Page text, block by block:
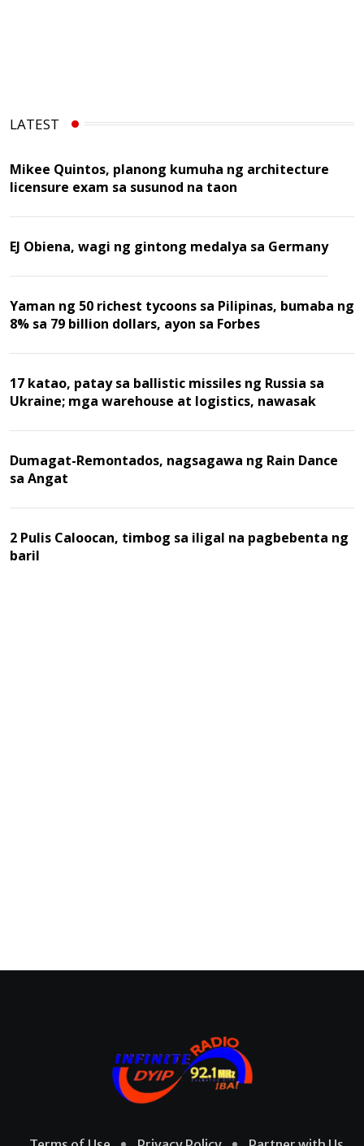
LATEST
Mikee Quintos, planong kumuha ng architecture
licensure exam sa susunod na taon
EJ Obiena, wagi ng gintong medalya sa Germany
Yaman ng 50 richest tycoons sa Pilipinas, bumaba ng
8% sa 79 billion dollars, ayon sa Forbes
17 katao, patay sa ballistic missiles ng Russia sa
Ukraine; mga warehouse at logistics, nawasak
Dumagat-Remontados, nagsagawa ng Rain Dance
sa Angat
2 Pulis Caloocan, timbog sa iligal na pagbebenta ng
baril